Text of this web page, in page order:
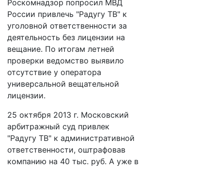
Роскомнадзор попросил МВД
России привлечь "Радугу ТВ" к
уголовной ответственности за
деятельность без лицензии на
вещание. По итогам летней
проверки ведомство выявило
отсутствие у оператора
универсальной вещательной
лицензии.
25 октября 2013 г. Московский
арбитражный суд привлек
"Радугу ТВ" к административной
ответственности, оштрафовав
компанию на 40 тыс. руб. А уже в